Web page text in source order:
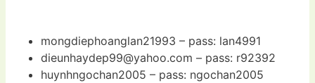
mongdiephoanglan21993 – pass: lan4991
dieunhaydep99@yahoo.com – pass: r92392
huynhngochan2005 – pass: ngochan2005